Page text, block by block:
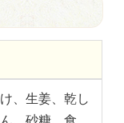
、生姜、乾し
、砂糖、食